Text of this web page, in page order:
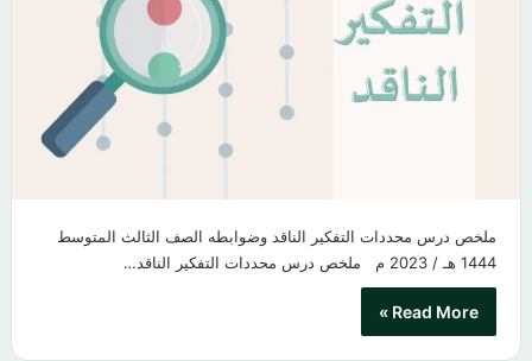
ملخص درس محددات التفكير الناقد وضوابطه الصف الثالث المتوسط
1444 هـ / 2023 م​ ملخص درس محددات التفكير الناقد…
Read More »